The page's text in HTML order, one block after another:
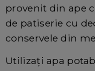
provenit din ape
de patiserie cu
conservele din
Utilizați apa